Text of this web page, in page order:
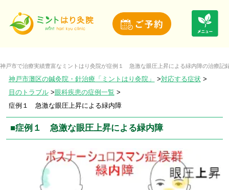
神戸市で治療実績豊富なミントはり灸院が症例１ 急激な眼圧上昇による緑内障の治療記
神戸市灘区の鍼灸院・針治療「ミントはり灸院」
対応する症状
目のトラブル
眼科疾患の症例一覧
症例１ 急激な眼圧上昇による緑内障
■症例１ 急激な眼圧上昇による緑内障